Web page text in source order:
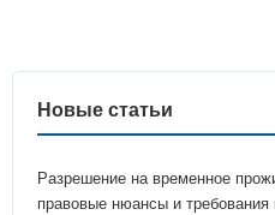
Новые статьи
Разрешение на временное
правовые нюансы и требования